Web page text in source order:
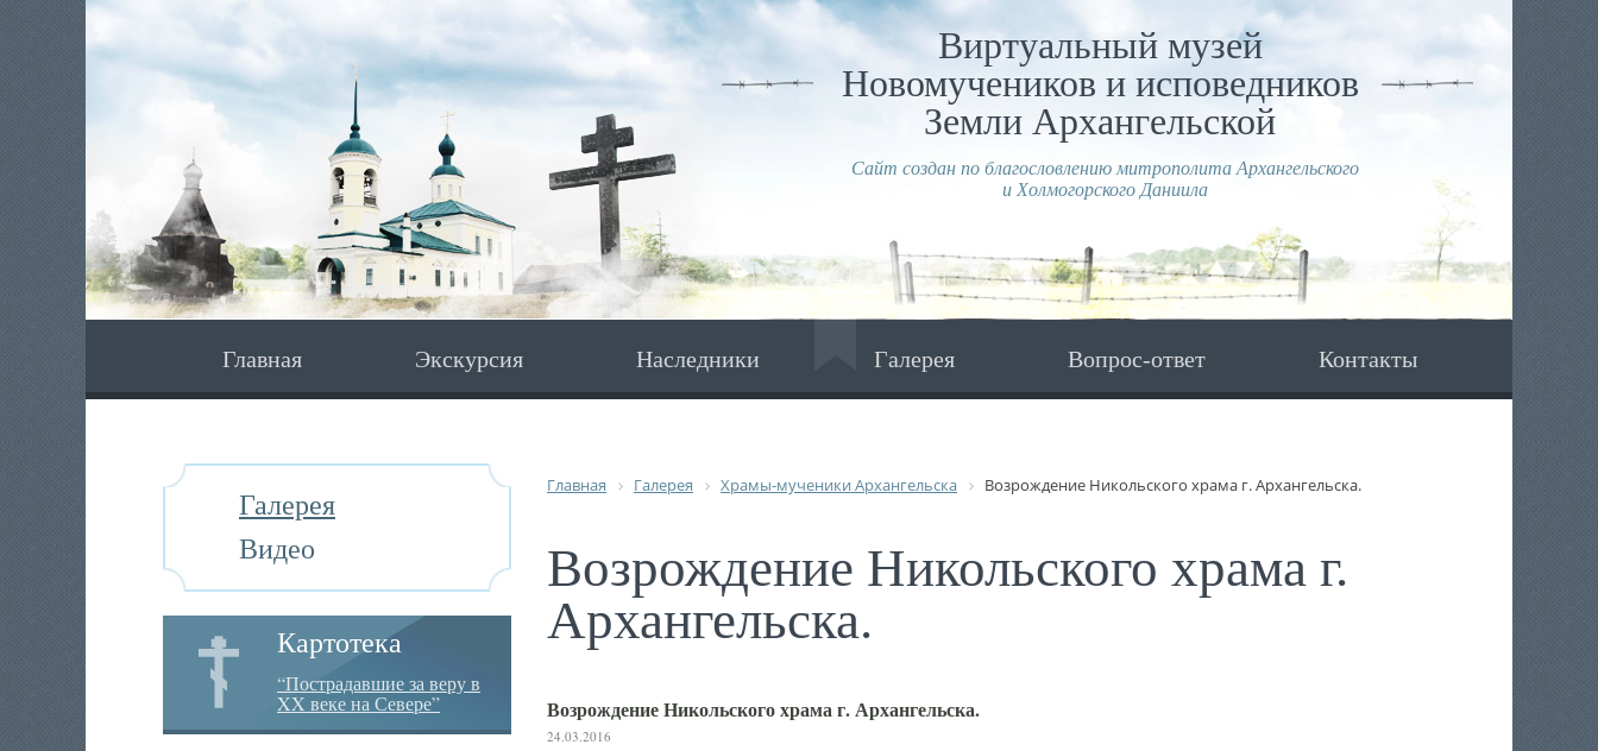
Виртуальный музей
Новомучеников и исповедников
Земли Архангельской
Сайт создан по благословлению митрополита Архангельского
и Холмогорского Даниила
Главная Экскурсия Наследники Галерея Вопрос-ответ Контакты
Галерея
Видео
Картотека
“Пострадавшие за веру в
XX веке на Севере”
Главная Галерея Храмы-мученики Архангельска Возрождение Никольского храма г. Архангельска.
Возрождение Никольского храма г.
Архангельска.
Возрождение Никольского храма г. Архангельска.
24.03.2016